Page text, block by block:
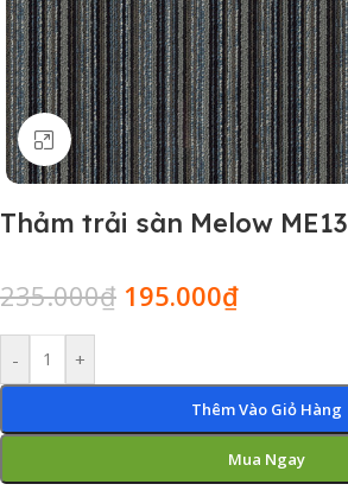
Click to enlarge
Thảm trải sàn Melow ME13
235.000₫ 195.000₫
- +
Thêm Vào Giỏ Hàng
Mua Ngay